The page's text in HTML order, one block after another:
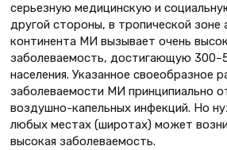
серьезную медицинскую и
другой стороны, в тропической зоне
континента МИ вызывает очень
заболеваемость, достигающую
населения. Указанное своеобразное
заболеваемости МИ принципиально
воздушно-капельных инфекций. Но
любых местах (широтах) может
высокая заболеваемость.